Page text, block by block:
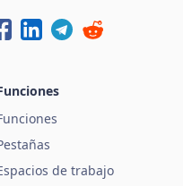
de trabajo